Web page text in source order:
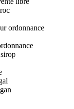
ordonnance